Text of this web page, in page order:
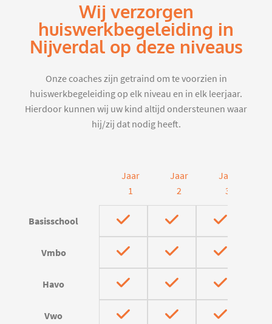
Wij verzorgen
huiswerkbegeleiding in
Nijverdal op deze niveaus
Onze coaches zijn getraind om te voorzien in
huiswerkbegeleiding op elk niveau en in elk leerjaar.
Hierdoor kunnen wij uw kind altijd ondersteunen waar
hij/zij dat nodig heeft.
Jaar
1
Jaar
2
Jaar
3
Basisschool
Vmbo
Havo
Vwo